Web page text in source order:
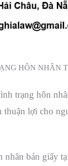
HÔN
trạng hôn
lợi cho
bản giấy